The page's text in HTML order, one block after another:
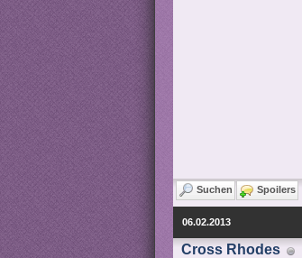
Suchen Spoilers
06.02.2013
Cross Rhodes